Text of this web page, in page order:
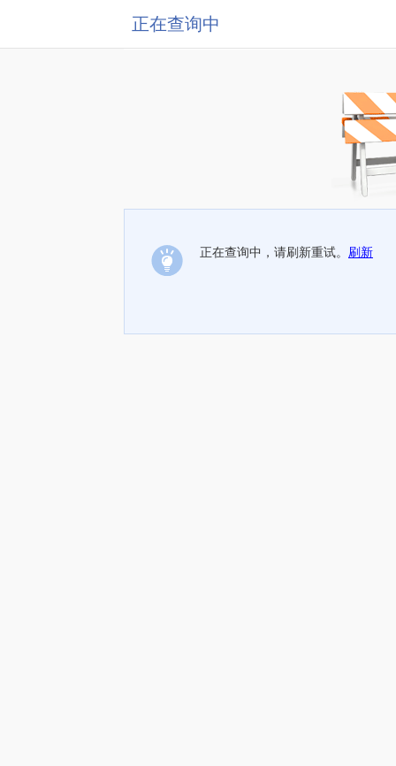
正在查询中
正在查询中，请刷新重试。 刷新